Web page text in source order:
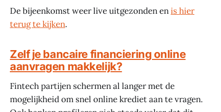
De bijeenkomst weer live uitgezonden enis hier
terug te kijken.
Zelf je bancaire financiering online
aanvragen makkelijk?
Fintech partijen schermen al langer met de
mogelijkheid om snel online krediet aan te vragen.